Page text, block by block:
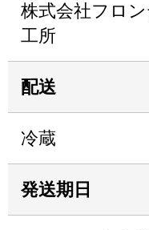
株式会社フロ
工所
配送
冷蔵
発送期日